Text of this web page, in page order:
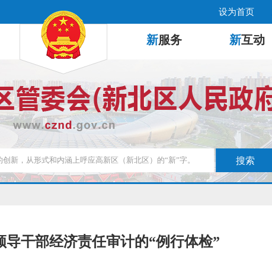
设为首页
新服务 新互动
导干部经济责任审计的“例行体检”